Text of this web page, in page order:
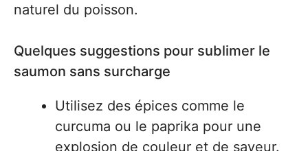
naturel du poisson.
Quelques suggestions pour sublimer le
saumon sans surcharge
Utilisez des épices comme le
curcuma ou le paprika pour une
explosion de couleur et de saveur.